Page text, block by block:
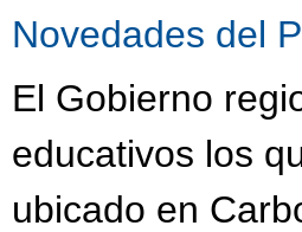
Novedades del
El Gobierno
educativos los
ubicado en